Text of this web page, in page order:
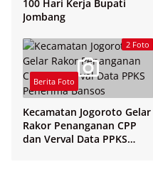
100 Hari Kerja Bupati
Jombang
2 Foto
Berita Foto
Kecamatan Jogoroto Gelar
Rakor Penanganan CPP
dan Verval Data PPKS